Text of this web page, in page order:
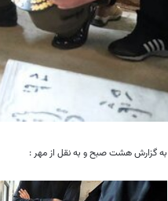
به گزارش هشت صبح و به نقل از مهر :